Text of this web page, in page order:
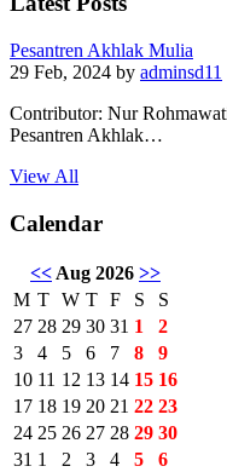
Pesantren Akhlak Mulia
29 Feb, 2024 by adminsd11
Contributor: Nur
Pesantren Akhlak…
View All
Calendar
<<Aug 2026 >>
M T W T F S
S
27 28 29 30 31 1
2
3
4 5 6 7 8
9
10 11 12 13 14 15 16
17 18 19 20 21 22 23
24 25 26 27 28 29 30
31 1 2 3 4 5 6